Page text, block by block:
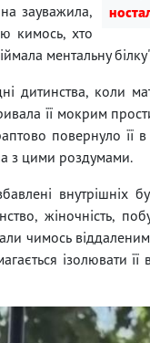
зауважила,
кимось, хто
ментальну
дитинства, коли
її мокрим
повернуло її
з цими роздумами.
внутрішніх
жіночність,
чимось
ізолювати